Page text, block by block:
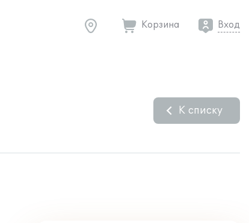
Корзина Вход
К списку